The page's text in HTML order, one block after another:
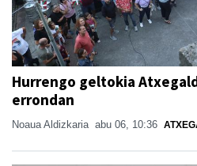
Hurrengo geltokia
errondan
Noaua Aldizkaria abu 06, 10:36